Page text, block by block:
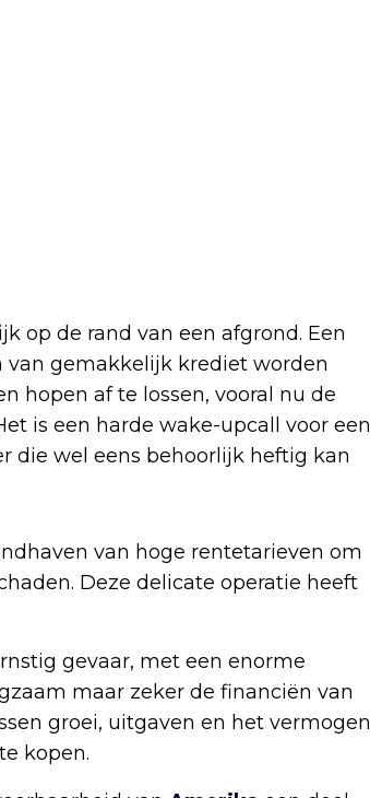
op de rand van een afgrond. Een
van gemakkelijk krediet worden
hopen af te lossen, vooral nu de
is een harde wake-upcall voor een
die wel eens behoorlijk heftig kan
van hoge rentetarieven om
Deze delicate operatie heeft
gevaar, met een enorme
maar zeker de financiën van
groei, uitgaven en het vermogen
kopen.